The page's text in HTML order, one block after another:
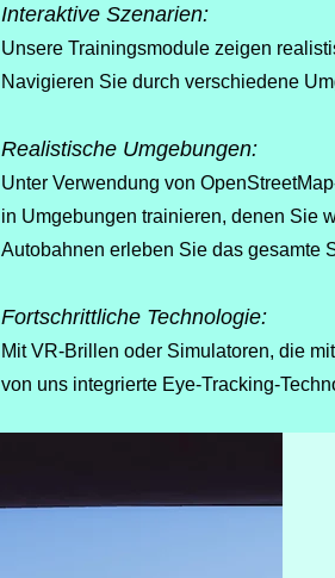
Interaktive Szenarien:
Unsere Trainingsmodule zeigen
Navigieren Sie durch verschiedene
Realistische Umgebungen:
Unter Verwendung von
in Umgebungen trainieren, denen Sie
Autobahnen erleben Sie das gesamte
Fortschrittliche Technologie:
Mit VR-Brillen oder Simulatoren, die
von uns integrierte Eye-Tracking-